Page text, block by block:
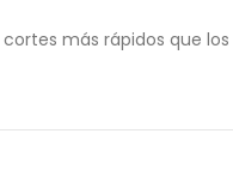
más rápidos que los